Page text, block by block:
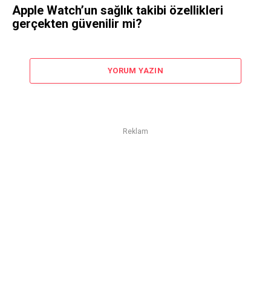
Apple Watch’un sağlık takibi özellikleri
gerçekten güvenilir mi?
YORUM YAZIN
Reklam